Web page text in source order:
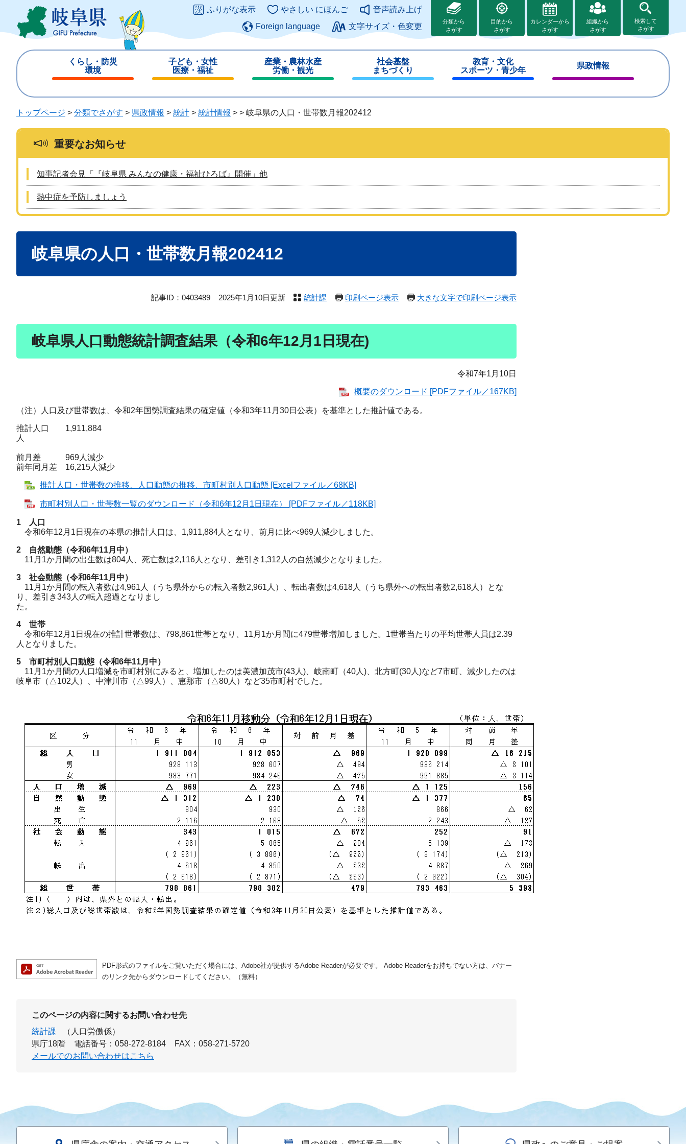
ジ
ュ
このページの本文へ
ふりがな表示 やさしい にほんご
音声読み上げ
Foreign language
文字サイズ・色変更
分類から
さがす
目的から
さがす
カレンダーから
さがす
組織から
さがす
検索して
さがす
くらし・防災
環境
じ
子ども・女性
医療・福祉
じ
る
産業・農林水産
労働・観光
じ
る
社会基盤
まちづくり
じ
る
教育・文化
スポーツ・青少年
じ
県政情報
じ
トップページ > 分類でさがす > 県政情報 > 統計 > 統計情報 > > 岐阜県の人口・世帯数月報202412
重要なお知らせ
知事記者会見「『岐阜県 みんなの健康・福祉ひろば』開催」他
熱中症を予防しましょう
岐阜県の人口・世帯数月報202412
記事ID：0403489 2025年1月10日更新 統計課 印刷ページ表示 大きな文字で印刷ページ表示
岐阜県人口動態統計調査結果（令和6年12月1日現在)
令和7年1月10日
概要のダウンロード [PDFファイル／167KB]
（注）人口及び世帯数は、令和2年国勢調査結果の確定値（令和3年11月30日公表）を基準とした推計値である。
推計人口 1,911,884
人
前月差 969人減少
前年同月差 16,215人減少
推計人口・世帯数の推移、人口動態の推移、市町村別人口動態 [Excelファイル／68KB]
市町村別人口・世帯数一覧のダウンロード（令和6年12月1日現在） [PDFファイル／118KB]
1 人口
令和6年12月1日現在の本県の推計人口は、1,911,884人となり、前月に比べ969人減少しました。
2 自然動態（令和6年11月中）
11月1か月間の出生数は804人、死亡数は2,116人となり、差引き1,312人の自然減少となりました。
3 社会動態（令和6年11月中）
11月1か月間の転入者数は4,961人（うち県外からの転入者数2,961人）、転出者数は4,618人（うち県外への転出者数2,618人）とな
り、差引き343人の転入超過となりまし
た。
4 世帯
令和6年12月1日現在の推計世帯数は、798,861世帯となり、11月1か月間に479世帯増加しました。1世帯当たりの平均世帯人員は2.39
人となりました。
5 市町村別人口動態（令和6年11月中）
11月1か月間の人口増減を市町村別にみると、増加したのは美濃加茂市(43人)、岐南町（40人)、北方町(30人)など7市町、減少したのは
岐阜市（△102人）、中津川市（△99人）、恵那市（△80人）など35市町村でした。
PDF形式のファイルをご覧いただく場合には、Adobe社が提供するAdobe Readerが必要です。
Adobe Readerをお持ちでない方は、バナー
のリンク先からダウンロードしてください。（無料）
このページの内容に関するお問い合わせ先
統計課
（人口労働係）
県庁18階
電話番号：058-272-8184
FAX：058-271-5720
メールでのお問い合わせはこちら